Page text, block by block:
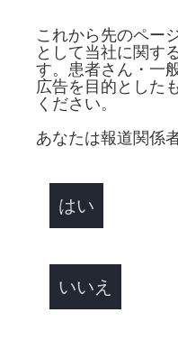
アボット、2026年
アボットは、2026年3
の業績を発表しまし
4月 21, 2026
SYSTEMS TRACK」を
格発売を開始するこ
3月 25, 2026
これから先のペー
として当社に関す
す。患者さん・一
広告を目的とした
ください。
あなたは報道関係
はい
いいえ